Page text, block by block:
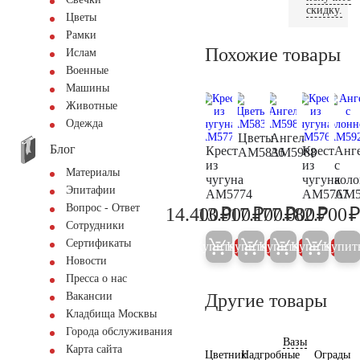
Цветы
Рамки
Ислам
Военные
Машины
Животные
Одежда
Блог
Материалы
Эпитафии
Вопрос - Ответ
Сотрудники
Сертификаты
Новости
Пресса о нас
Вакансии
Кладбища Москвы
Города обслуживания
Карта сайта
скидку.
Похожие товары
Крест
из
чугуна
AM5774
15.200
14.400₽
Купить 5%
Цветы
AM5836
14.600
13.900₽
Купить 5%
Ангел
AM5988
18.000
17.100₽
Купить 5%
Крест
из
чугуна
AM5767
77.000₽
Купить 5%
с
82.700₽
Другие товары
ЦветникНадгробные
Вазы
Ограды